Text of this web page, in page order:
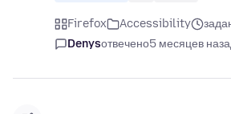
Firefox Accessibility
Denysотвечено5 месяцев